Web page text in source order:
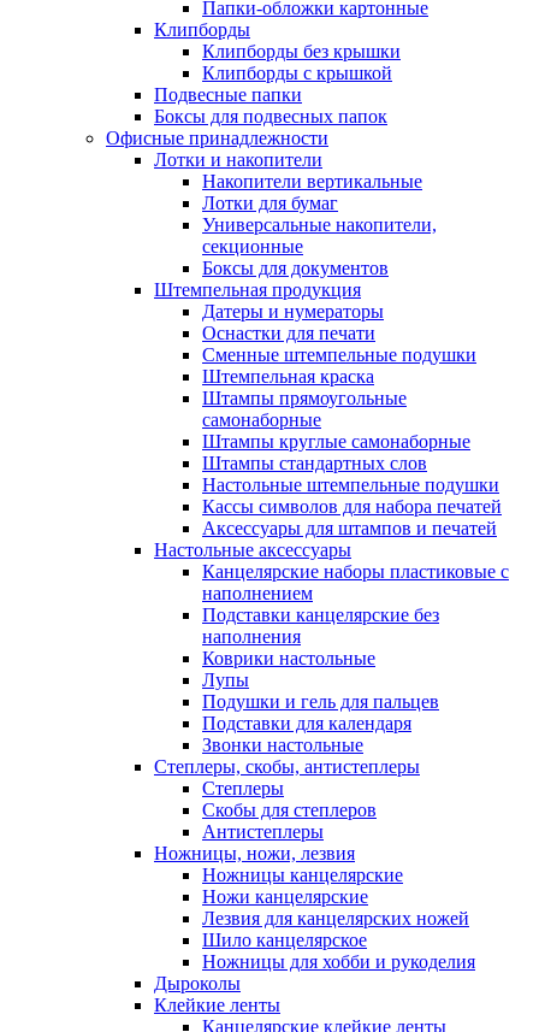
Папки-обложки картонные
Клипборды
Клипборды без крышки
Клипборды с крышкой
Подвесные папки
Боксы для подвесных папок
Офисные принадлежности
Лотки и накопители
Накопители вертикальные
Лотки для бумаг
Универсальные накопители,
секционные
Боксы для документов
Штемпельная продукция
Датеры и нумераторы
Оснастки для печати
Сменные штемпельные подушки
Штемпельная краска
Штампы прямоугольные
самонаборные
Штампы круглые самонаборные
Штампы стандартных слов
Настольные штемпельные подушки
Кассы символов для набора печатей
Аксессуары для штампов и печатей
Настольные аксессуары
Канцелярские наборы пластиковые с
наполнением
Подставки канцелярские без
наполнения
Коврики настольные
Лупы
Подушки и гель для пальцев
Подставки для календаря
Звонки настольные
Степлеры, скобы, антистеплеры
Степлеры
Скобы для степлеров
Антистеплеры
Ножницы, ножи, лезвия
Ножницы канцелярские
Ножи канцелярские
Лезвия для канцелярских ножей
Шило канцелярское
Ножницы для хобби и рукоделия
Дыроколы
Клейкие ленты
Канцелярские клейкие ленты